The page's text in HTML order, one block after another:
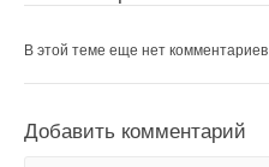
В этой теме еще нет комментариев
Добавить комментарий